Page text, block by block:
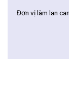
Đơn vị làm lan